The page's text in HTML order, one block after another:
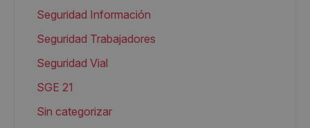
Seguridad Información
Seguridad Trabajadores
Seguridad Vial
SGE 21
Sin categorizar